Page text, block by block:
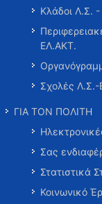
Κλάδοι Λ.Σ.
ΕΛ.ΑΚΤ.
Σχολές
ΓΙΑ ΤΟΝ ΠΟΛΙΤΗ
Σας
Στατιστικά
Κοινωνικό